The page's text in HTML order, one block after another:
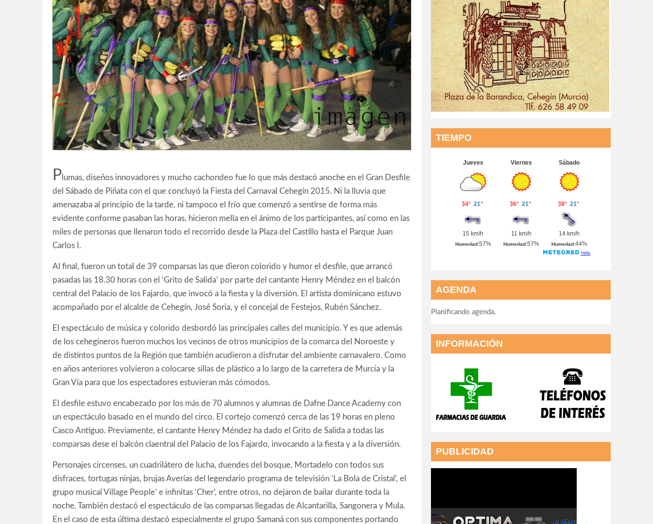
P lumas, diseños innovadores y mucho cachondeo fue lo que más destacó anoche en el Gran Desfile
del Sábado de Piñata con el que concluyó la Fiesta del Carnaval Cehegín 2015. Ni la lluvia que
amenazaba al principio de la tarde, ni tampoco el frío que comenzó a sentirse de forma más
evidente conforme pasaban las horas, hicieron mella en el ánimo de los participantes, así como en las
miles de personas que llenaron todo el recorrido desde la Plaza del Castillo hasta el Parque Juan
Carlos I.
Al final, fueron un total de 39 comparsas las que dieron colorido y humor el desfile, que arrancó
pasadas las 18.30 horas con el ‘Grito de Salida’ por parte del cantante Henry Méndez en el balcón
central del Palacio de los Fajardo, que invocó a la fiesta y la diversión. El artista dominicano estuvo
acompañado por el alcalde de Cehegín, José Soria, y el concejal de Festejos, Rubén Sánchez.
El espectáculo de música y colorido desbordó las principales calles del municipio. Y es que además
de los cehegineros fueron muchos los vecinos de otros municipios de la comarca del Noroeste y
de distintos puntos de la Región que también acudieron a disfrutar del ambiente carnavalero. Como
en años anteriores volvieron a colocarse sillas de plástico a lo largo de la carretera de Murcia y la
Gran Vía para que los espectadores estuvieran más cómodos.
El desfile estuvo encabezado por los más de 70 alumnos y alumnas de Dafne Dance Academy con
un espectáculo basado en el mundo del circo. El cortejo comenzó cerca de las 19 horas en pleno
Casco Antiguo. Previamente, el cantante Henry Méndez ha dado el Grito de Salida a todas las
comparsas dese el balcón claentral del Palacio de los Fajardo, invocando a la fiesta y a la diversión.
Personajes circenses, un cuadrilátero de lucha, duendes del bosque, Mortadelo con todos sus
disfraces, tortugas ninjas, brujas Averías del legendario programa de televisión ‘La Bola de Cristal’, el
grupo musical Village People’ e infinitas ‘Cher’, entre otros, no dejaron de bailar durante toda la
noche. También destacó el espectáculo de las comparsas llegadas de Alcantarilla, Sangonera y Mula.
En el caso de esta última destacó especialmente el grupo Samaná con sus componentes portando
TIEMPO
AGENDA
Planificando agenda.
INFORMACIÓN
PUBLICIDAD